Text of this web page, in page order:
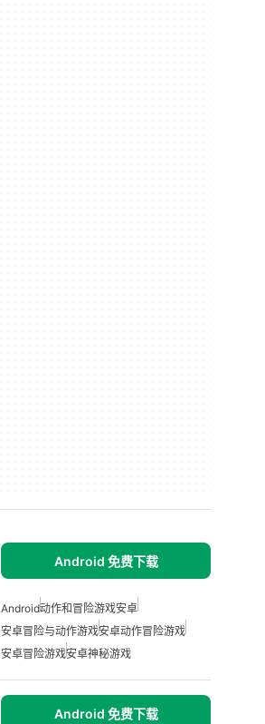
Android 免费下载
Android动作和冒险游戏安卓
安卓冒险与动作游戏安卓动作冒险游戏
安卓冒险游戏安卓神秘游戏
Android 免费下载